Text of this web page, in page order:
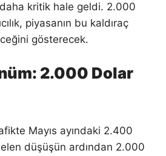
kritik hale geldi. 2.000
piyasanın bu kaldıraç
gösterecek.
2.000 Dolar
Mayıs ayındaki 2.400
düşüşün ardından 2.000